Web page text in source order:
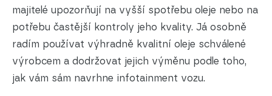
majitelé upozorňují na vyšší spotřebu oleje nebo na
potřebu častější kontroly jeho kvality. Já osobně
radím používat výhradně kvalitní oleje schválené
výrobcem a dodržovat jejich výměnu podle toho,
jak vám sám navrhne infotainment vozu.